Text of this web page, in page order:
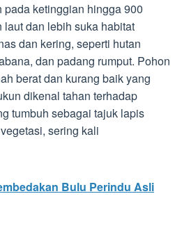
ketinggian hingga 900
laut dan lebih suka habitat
dan kering, seperti hutan
dan padang rumput. Pohon
berat dan kurang baik yang
dikenal tahan terhadap
tumbuh sebagai tajuk lapis
sering kali
Bulu Perindu Asli